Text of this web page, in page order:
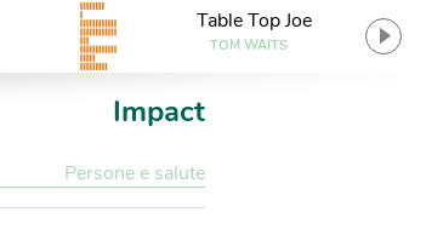
Table Top Joe
TOM WAITS
Impact
Persone e salute